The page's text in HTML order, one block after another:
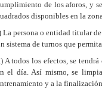
de los aforos, y
disponibles en la
La persona o entidad titular
sistema de turnos que
A todos los efectos, se
el día. Así mismo, se
y a la